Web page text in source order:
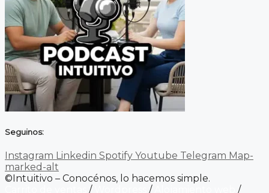
Seguinos:
Instagram Linkedin Spotify Youtube Telegram Map-
marked-alt
©Intuitivo – Conocénos, lo hacemos simple.
/ /
/